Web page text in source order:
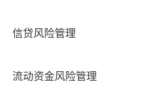
信贷风险管理
流动资金风险管理